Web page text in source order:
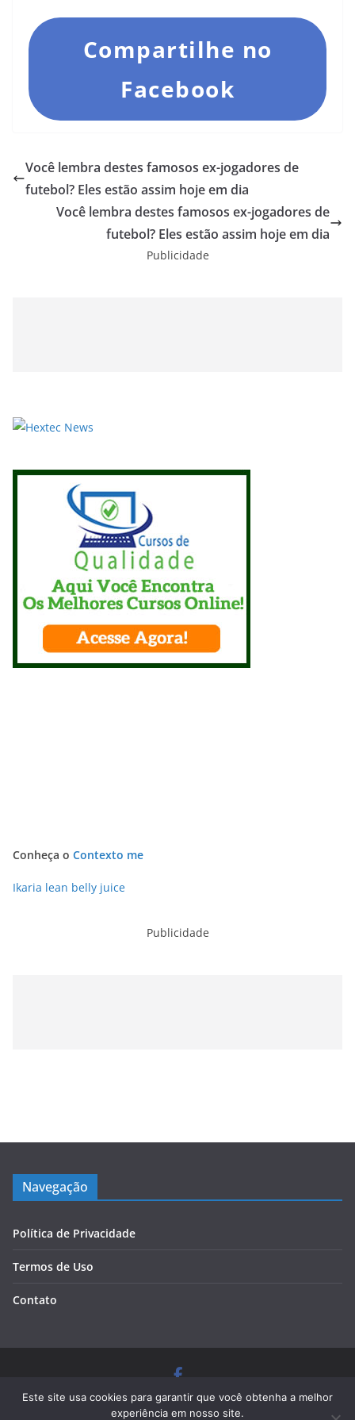
Compartilhe no
Facebook
Você lembra destes famosos ex-jogadores de
futebol? Eles estão assim hoje em dia
Você lembra destes famosos ex-jogadores de
futebol? Eles estão assim hoje em dia
Publicidade
Conheça o Contexto me
Ikaria lean belly juice
Publicidade
Navegação
Política de Privacidade
Termos de Uso
Contato
Copyright © 2026 Blog Cursos de Qualidade. Todos os
direitos reservados.
Este site usa cookies para garantir que você obtenha a melhor
experiência em nosso site.